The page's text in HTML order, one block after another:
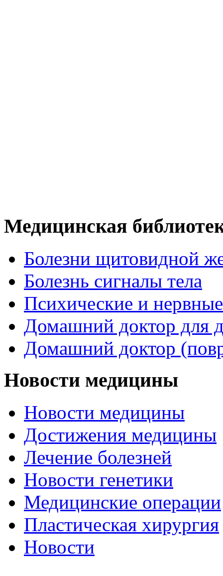
Медицинская
Болезни щитовидной
Болезнь сигналы тела
Психические и
Домашний доктор для
Домашний доктор
Новости медицины
Новости медицины
Достижения медицины
Лечение болезней
Новости генетики
Медицинские операции
Пластическая хирургия
Новости